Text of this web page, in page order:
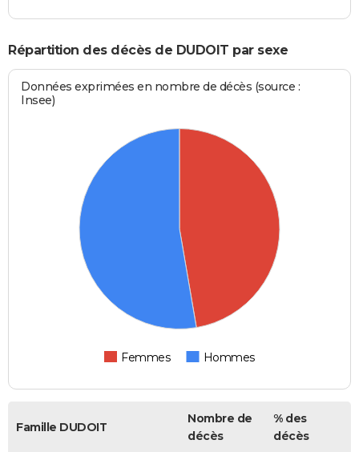
Répartition des décès de DUDOIT par sexe
Données exprimées en nombre de décès (source :
Insee)
Femmes Hommes
Famille DUDOIT
Nombre de
décès
% des
décès